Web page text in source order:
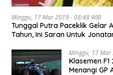
Minggu, 17 Mar 2019 - 08:48 WIB
Tunggal Putra Paceklik Gelar
Tahun, Ini Saran Untuk
Minggu, 17 Mar
Klasemen F1
Menangi GP